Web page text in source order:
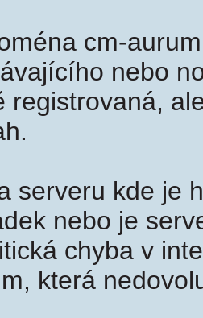
cm-
nebo
registrovaná,
serveru kde je
nebo je
chyba v
která